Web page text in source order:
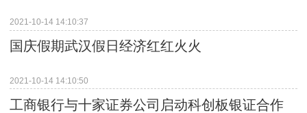
2021-10-14 14:10:37
国庆假期武汉假日经济红红火火
2021-10-14 14:10:50
工商银行与十家证券公司启动科创板银证合作